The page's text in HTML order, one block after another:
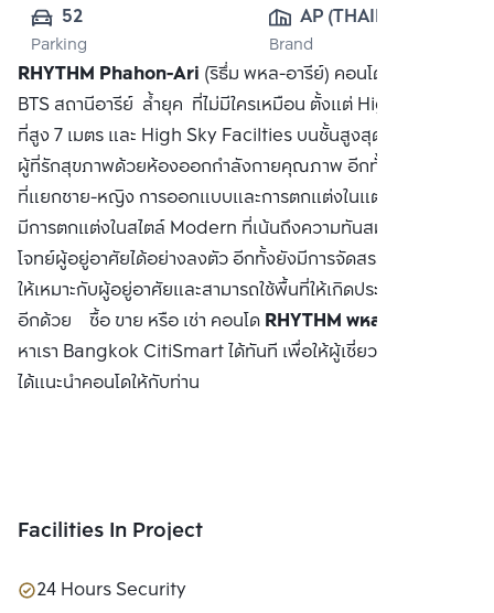
52
Parking
AP (THAILAND)
PUBLIC CO.,
LTD.
Brand
RHYTHM Phahon-Ari (ริธึ่ม พหล-อารีย์) คอนโดมิเนียม ใกล้
BTS สถานีอารีย์ ล้ำยุค ที่ไม่มีใครเหมือน ตั้งแต่ High Ceiling
ที่สูง 7 เมตร และ High Sky Facilties บนชั้นสูงสุด พร้อมเอาใจ
ผู้ที่รักสุขภาพด้วยห้องออกกำลังกายคุณภาพ อีกทั้งห้องซาวน่า
ที่แยกชาย-หญิง การออกแบบและการตกแต่งในแต่ละห้องนั้น จะ
มีการตกแต่งในสไตล์ Modern ที่เน้นถึงความทันสมัยและตอบ
โจทย์ผู้อยู่อาศัยได้อย่างลงตัว อีกทั้งยังมีการจัดสรรพื้นที่การใช้
ให้เหมาะกับผู้อยู่อาศัยและสามารถใช้พื้นที่ให้เกิดประโยชน์สูงสุด
อีกด้วย ซื้อ ขาย หรือ เช่า คอนโดRHYTHM พหล-อารีย์
หาเรา Bangkok CitiSmart ได้ทันที เพื่อให้ผู้เชี่ยวชาญของเรา
ได้แนะนำคอนโดให้กับท่าน
Facilities In Project
24 Hours Security